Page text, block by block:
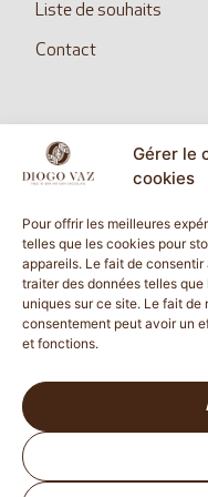
Gérer le
cookies
Pour offrir les meilleures
telles que les cookies pour
appareils. Le fait de
traiter des données telles
uniques sur ce site. Le fait de
consentement peut avoir un
et fonctions.
Liste de souhaits
Contact
SUIVEZ NOUS
Vérifié
4.62 évaluation